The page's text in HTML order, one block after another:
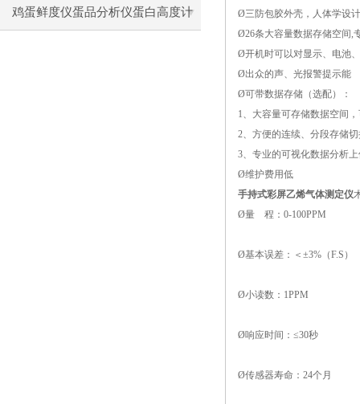
前准备使用注意事项
鸡蛋鲜度仪蛋品分析仪蛋白高度计
Ø三防包胶外壳，人体学设计
Ø26条大容量数据存储空间,
Ø开机时可以对显示、电池
Ø出众的声、光报警提示能
Ø可带数据存储（选配）：
1、大容量可存储数据空
2、方便的连续、分段存
3、专业的可视化数据分析
Ø维护费用低
手持式彩屏乙烯气体测定仪
Ø量 程：0-100PPM
Ø基本误差：＜±3%（F.S）
Ø小读数：1PPM
Ø响应时间：≤30秒
Ø传感器寿命：24个月